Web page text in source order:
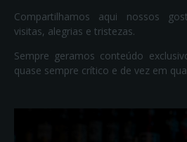
Compartilhamos aqui nossos
visitas, alegrias e tristezas.
Sempre geramos conteúdo
quase sempre crítico e de vez em